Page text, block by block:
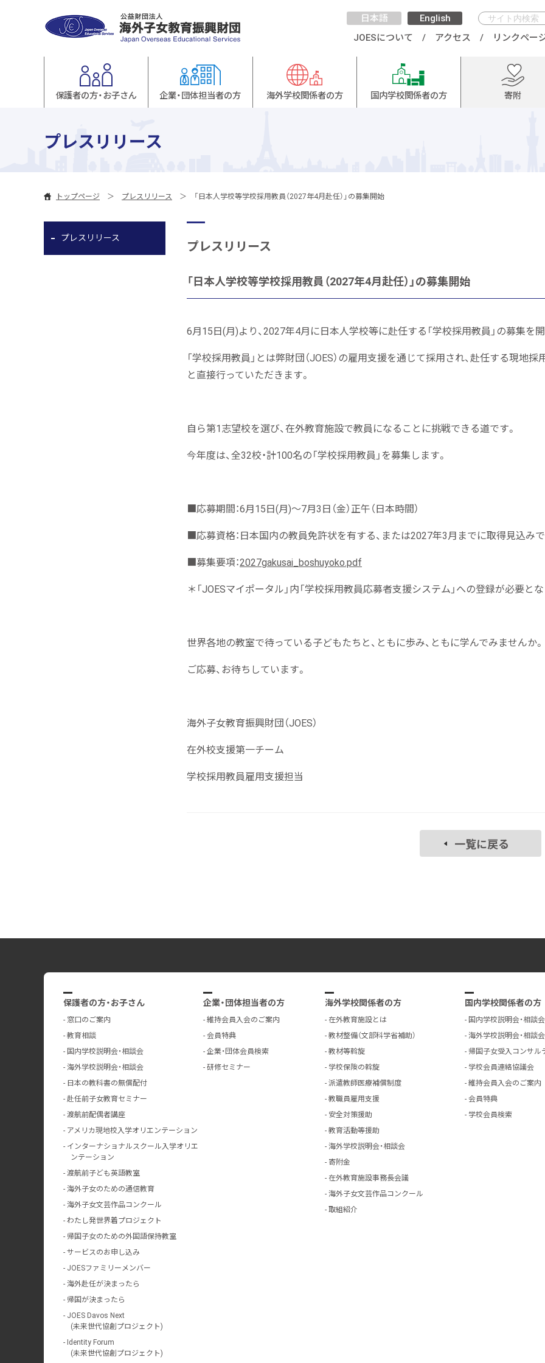
日本語
English
JOESについて
アクセス リンクペー
保護者の方・お子さん 企業・団体担当者の方 海外学校関係者の方 国内学校関係者の方 寄附
プレスリリース
トップページ プレスリリース 「日本人学校等学校採用教員（2027年4月赴任）」の募集開始
プレスリリース
プレスリリース
「日本人学校等学校採用教員（2027年4月赴任）」の募集開始
6月15日(月)より、2027年4月に日本人学校等に赴任する「学校採用教員」の募集を
「学校採用教員」とは弊財団（JOES）の雇用支援を通じて採用され、赴任する現地
と直接行っていただきます。
自ら第1志望校を選び、在外教育施設で教員になることに挑戦できる道です。
今年度は、全32校・計100名の「学校採用教員」を募集します。
■応募期間：6月15日(月)～7月3日（金）正午（日本時間）
■応募資格：日本国内の教員免許状を有する、または2027年3月までに取得見込み
■募集要項：2027gakusai_boshuyoko.pdf
＊「JOESマイポータル」内「学校採用教員応募者支援システム」への登録が必要と
世界各地の教室で待っている子どもたちと、ともに歩み、ともに学んでみませんか。
ご応募、お待ちしています。
海外子女教育振興財団（JOES）
在外校支援第一チーム
学校採用教員雇用支援担当
一覧に戻る
保護者の方・お子さん
窓口のご案内
教育相談
国内学校説明会・相談会
海外学校説明会・相談会
日本の教科書の無償配付
赴任前子女教育セミナー
渡航前配偶者講座
アメリカ現地校入学オリエンテーション
インターナショナルスクール入学オリエ
ンテーション
渡航前子ども英語教室
海外子女のための通信教育
海外子女文芸作品コンクール
わたし発世界着プロジェクト
帰国子女のための外国語保持教室
サービスのお申し込み
JOESファミリーメンバー
海外赴任が決まったら
帰国が決まったら
JOES Davos Next
(未来世代協創プロジェクト)
Identity Forum
(未来世代協創プロジェクト)
企業・団体担当者の方
維持会員入会のご案内
会員特典
企業・団体会員検索
研修セミナー
海外学校関係者の方
在外教育施設とは
教材整備（文部科学省補助）
教材等斡旋
学校保険の斡旋
派遣教師医療補償制度
教職員雇用支援
安全対策援助
教育活動等援助
海外学校説明会・相談会
寄附金
在外教育施設事務長会議
海外子女文芸作品コンクール
取組紹介
国内学校関係者の方
国内学校説明会・相談会
海外学校説明会・相談会
帰国子女受入コンサル
学校会員連絡協議会
維持会員入会のご案内
会員特典
学校会員検索